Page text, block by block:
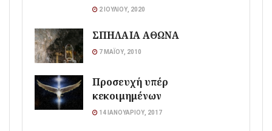
2 ΙΟΥΛΊΟΥ, 2020
ΣΠΗΛΑΙΑ ΑΘΩΝΑ
7 ΜΑΪ́ΟΥ, 2010
Προσευχή υπέρ
κεκοιμημένων
14 ΙΑΝΟΥΑΡΊΟΥ, 2017